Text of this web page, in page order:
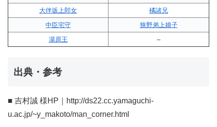
大伴坂上郎女
橘諸兄
中臣宅守
狭野弟上娘子
湯原王
–
出典・参考
■ 吉村誠 様HP｜http://ds22.cc.yamaguchi-
u.ac.jp/~y_makoto/man_corner.html